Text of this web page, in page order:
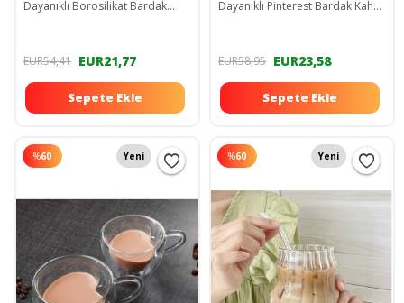
Dayanıklı Borosilikat Bardak
EUR54,41 EUR21,77
Sepete Ekle
Dayanıklı Pinterest Bardak Kahve
EUR58,95 EUR23,58
Sepete Ekle
%60 Yeni %60 Yeni